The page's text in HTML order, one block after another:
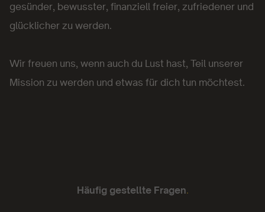
gesünder, bewusster, finanziell freier, zufriedener und
glücklicher zu werden.
Wir freuen uns, wenn auch du Lust hast, Teil unserer
Mission zu werden und etwas für dich tun möchtest.
Häufig gestellte Fragen.